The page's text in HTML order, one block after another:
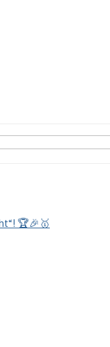
🏆🎉🥇